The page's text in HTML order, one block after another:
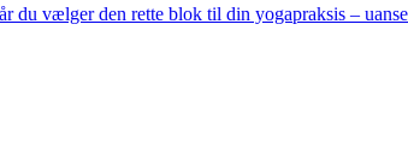
vælger den rette blok til din yogapraksis –